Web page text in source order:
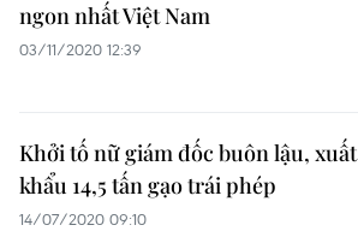
ngon nhất Việt Nam
03/11/2020 12:39
Khởi tố nữ giám đốc buôn lậu, xuất
khẩu 14,5 tấn gạo trái phép
14/07/2020 09:10